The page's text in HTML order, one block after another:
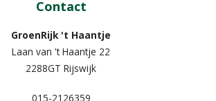
Contact
GroenRijk 't Haantje
Laan van 't Haantje 22
2288GT Rijswijk
015-2126359